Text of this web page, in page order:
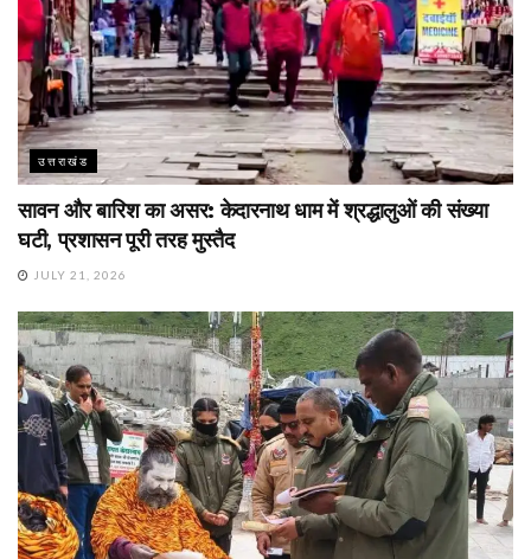
उत्तराखंड
सावन और बारिश का असर: केदारनाथ धाम में श्रद्धालुओं की संख्या
घटी, प्रशासन पूरी तरह मुस्तैद
JULY 21, 2026